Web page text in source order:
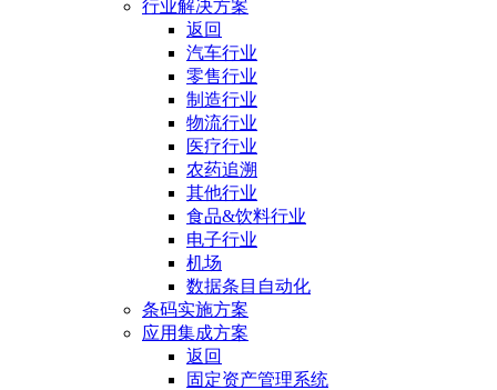
行业解决方案
返回
汽车行业
零售行业
制造行业
物流行业
医疗行业
农药追溯
其他行业
食品&饮料行业
电子行业
机场
数据条目自动化
条码实施方案
应用集成方案
返回
固定资产管理系统